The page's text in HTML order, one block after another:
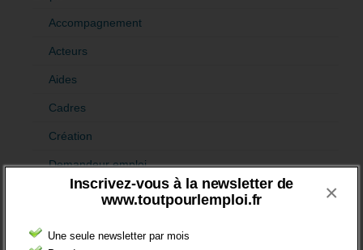
Inscrivez-vous à la newsletter de
www.toutpourlemploi.fr
Une seule newsletter par mois
×
Accompagnement
Acteurs
Aides
Cadres
Création
Demandeur emploi
Etranger